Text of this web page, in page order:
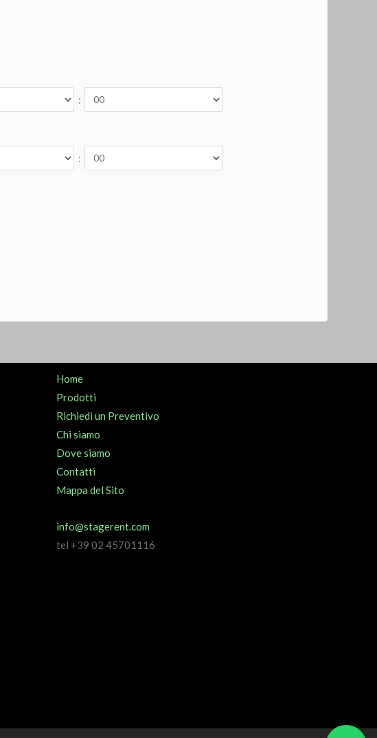
:
:
Home
Prodotti
Richiedi un Preventivo
Chi siamo
Dove siamo
Contatti
Mappa del Sito
info@stagerent.com
tel +39 02 45701116